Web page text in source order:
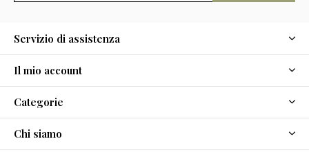
Servizio di assistenza
Il mio account
Categorie
Chi siamo